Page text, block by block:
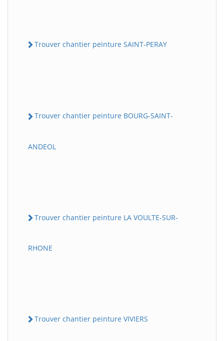
Trouver chantier peinture SAINT-PERAY
Trouver chantier peinture BOURG-SAINT-
ANDEOL
Trouver chantier peinture LA VOULTE-SUR-
RHONE
Trouver chantier peinture VIVIERS